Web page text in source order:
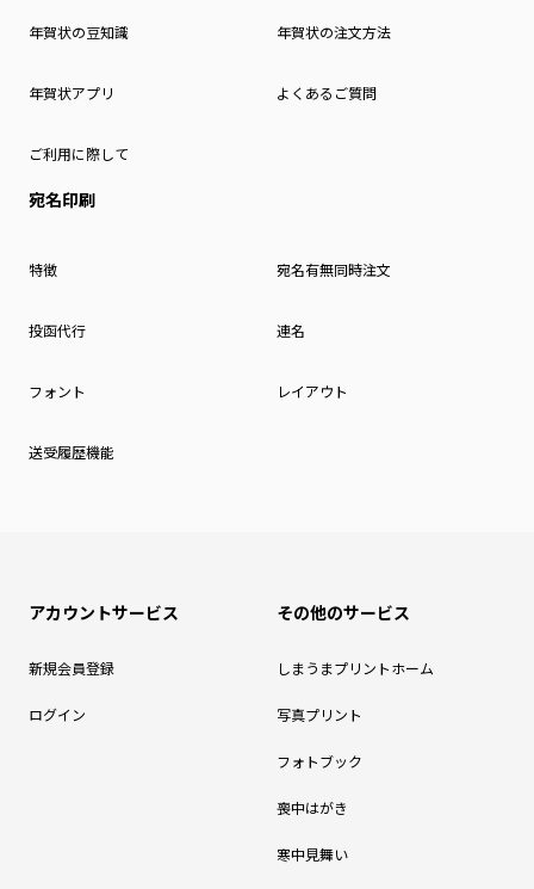
年賀状の豆知識 年賀状の注文方法
年賀状アプリ よくあるご質問
ご利用に際して
宛名印刷
特徴 宛名有無同時注文
投函代行 連名
フォント レイアウト
送受履歴機能
アカウントサービス
新規会員登録
ログイン
その他のサービス
しまうまプリントホーム
写真プリント
フォトブック
喪中はがき
寒中見舞い